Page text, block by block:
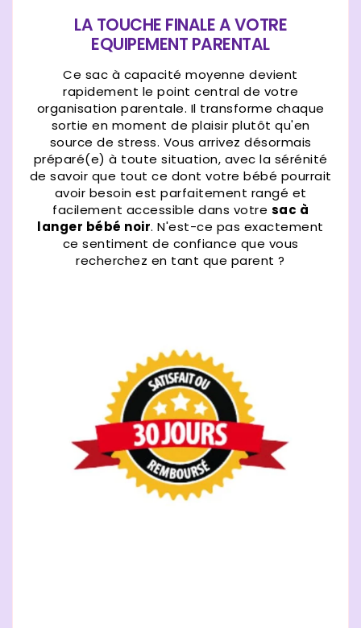
LA TOUCHE FINALE A VOTRE
EQUIPEMENT PARENTAL
Ce sac à capacité moyenne devient
rapidement le point central de votre
organisation parentale. Il transforme chaque
sortie en moment de plaisir plutôt qu'en
source de stress. Vous arrivez désormais
préparé(e) à toute situation, avec la sérénité
de savoir que tout ce dont votre bébé pourrait
avoir besoin est parfaitement rangé et
facilement accessible dans votre sac à
langer bébé noir. N'est-ce pas exactement
ce sentiment de confiance que vous
recherchez en tant que parent ?